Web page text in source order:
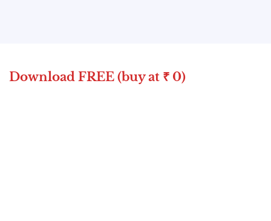
Download FREE (buy at ₹ 0)